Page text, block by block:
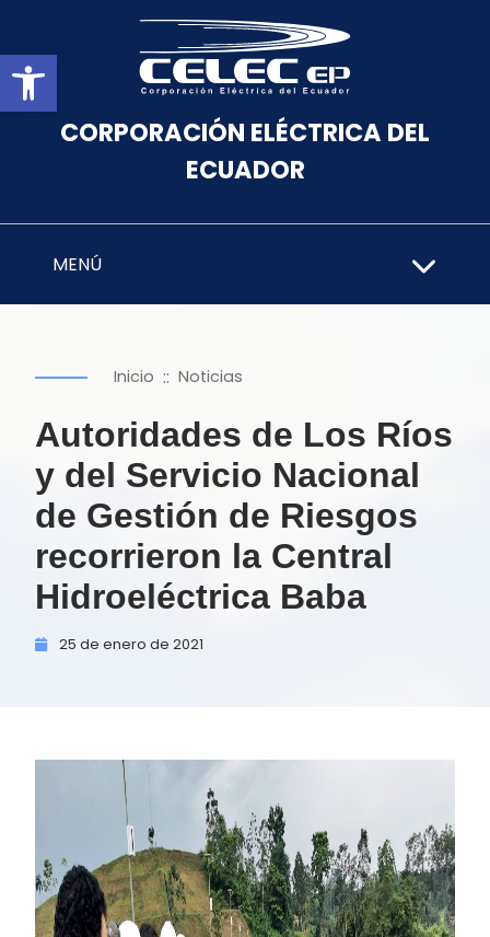
Abrir barra de herramientas
CORPORACIÓN ELÉCTRICA DEL
ECUADOR
MENÚ
Inicio :: Noticias
Autoridades de Los Ríos
y del Servicio Nacional
de Gestión de Riesgos
recorrieron la Central
Hidroeléctrica Baba
25 de enero de 2021